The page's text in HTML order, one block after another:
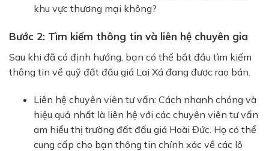
khu vực thương mại không?
Bước 2: Tìm kiếm thông tin và liên hệ chuyên gia
Sau khi đã có định hướng, bạn có thể bắt đầu tìm kiếm
thông tin về quỹ đất đấu giá Lai Xá đang được rao bán.
Liên hệ chuyên viên tư vấn: Cách nhanh chóng và
hiệu quả nhất là liên hệ với các chuyên viên tư vấn
am hiểu thị trường đất đấu giá Hoài Đức. Họ có thể
cung cấp cho bạn thông tin chính xác về các lô